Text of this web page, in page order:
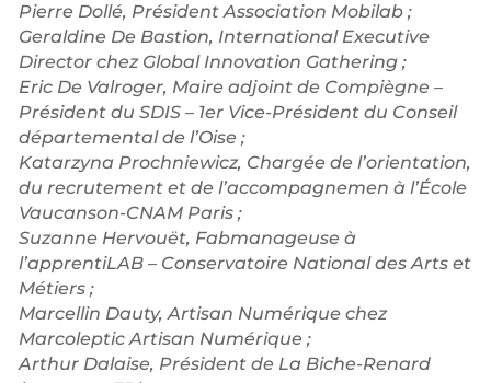
Pierre Dollé, Président Association Mobilab ;
Geraldine De Bastion, International Executive
Director chez Global Innovation Gathering ;
Eric De Valroger, Maire adjoint de Compiègne –
Président du SDIS – 1er Vice-Président du Conseil
départemental de l’Oise ;
Katarzyna Prochniewicz, Chargée de l’orientation,
du recrutement et de l’accompagnemen à l’École
Vaucanson-CNAM Paris ;
Suzanne Hervouët, Fabmanageuse à
l’apprentiLAB – Conservatoire National des Arts et
Métiers ;
Marcellin Dauty, Artisan Numérique chez
Marcoleptic Artisan Numérique ;
Arthur Dalaise, Président de La Biche-Renard